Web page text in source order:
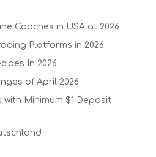
Coaches in USA at 2026
Platforms in 2026
In 2026
of April 2026
Minimum $1 Deposit